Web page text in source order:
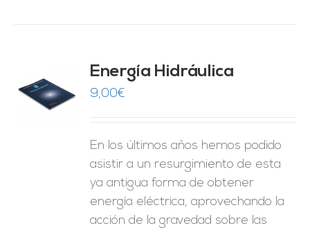
Energía Hidráulica
9,00€
En los últimos años hemos podido
asistir a un resurgimiento de esta
ya antigua forma de obtener
energía eléctrica, aprovechando la
acción de la gravedad sobre las